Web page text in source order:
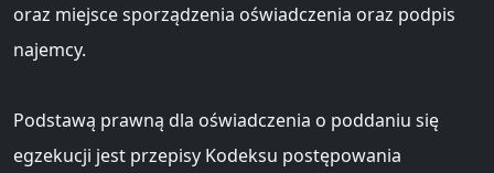
oraz miejsce sporządzenia oświadczenia oraz podpis
najemcy.
Podstawą prawną dla oświadczenia o poddaniu się
egzekucji jest przepisy Kodeksu postępowania